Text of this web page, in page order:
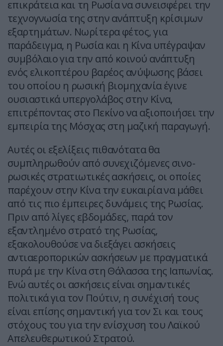
επικράτεια και τη Ρωσία να συνεισφέρει την
τεχνογνωσία της στην ανάπτυξη κρίσιμων
εξαρτημάτων. Νωρίτερα φέτος, για
παράδειγμα, η Ρωσία και η Κίνα υπέγραψαν
συμβόλαιο για την από κοινού ανάπτυξη
ενός ελικοπτέρου βαρέος ανύψωσης βάσει
του οποίου η ρωσική βιομηχανία έγινε
ουσιαστικά υπεργολάβος στην Κίνα,
επιτρέποντας στο Πεκίνο να αξιοποιήσει την
εμπειρία της Μόσχας στη μαζική παραγωγή.
Αυτές οι εξελίξεις πιθανότατα θα
συμπληρωθούν από συνεχιζόμενες σινο-
ρωσικές στρατιωτικές ασκήσεις, οι οποίες
παρέχουν στην Κίνα την ευκαιρία να μάθει
από τις πιο έμπειρες δυνάμεις της Ρωσίας.
Πριν από λίγες εβδομάδες, παρά τον
εξαντλημένο στρατό της Ρωσίας,
εξακολουθούσε να διεξάγει ασκήσεις
αντιαεροπορικών ασκήσεων με πραγματικά
πυρά με την Κίνα στη Θάλασσα της Ιαπωνίας.
Ενώ αυτές οι ασκήσεις είναι σημαντικές
πολιτικά για τον Πούτιν, η συνέχισή τους
είναι επίσης σημαντική για τον Σι και τους
στόχους του για την ενίσχυση του Λαϊκού
Απελευθερωτικού Στρατού.